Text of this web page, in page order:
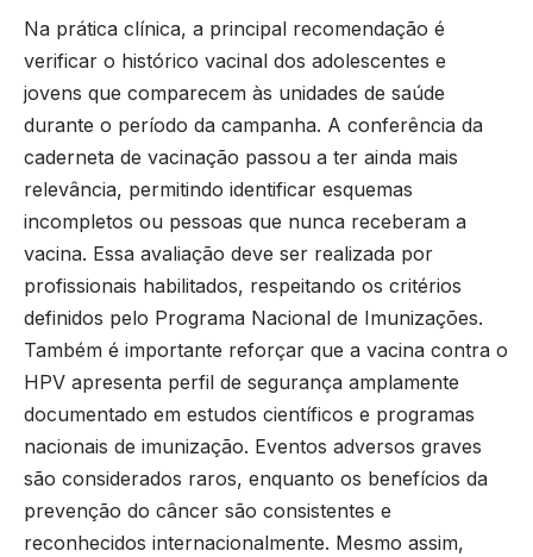
Na prática clínica, a principal recomendação é
verificar o histórico vacinal dos adolescentes e
jovens que comparecem às unidades de saúde
durante o período da campanha. A conferência da
caderneta de vacinação passou a ter ainda mais
relevância, permitindo identificar esquemas
incompletos ou pessoas que nunca receberam a
vacina. Essa avaliação deve ser realizada por
profissionais habilitados, respeitando os critérios
definidos pelo Programa Nacional de Imunizações.
Também é importante reforçar que a vacina contra o
HPV apresenta perfil de segurança amplamente
documentado em estudos científicos e programas
nacionais de imunização. Eventos adversos graves
são considerados raros, enquanto os benefícios da
prevenção do câncer são consistentes e
reconhecidos internacionalmente. Mesmo assim,